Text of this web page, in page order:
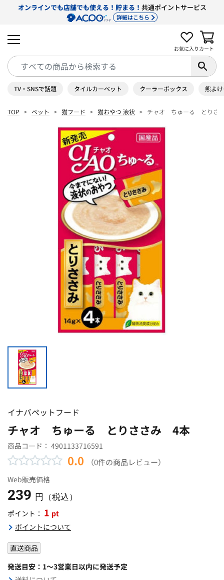
オンラインでも店舗でも使える！貯まる！ 共通ポイントサービス
詳細はこちら
お気に入り カート
TV・SNSで話題 タイルカーペット クーラーボックス 熊よ
TOP ペット 猫フード 猫おやつ 液状 チャオ ちゅーる とりさ
イナバペットフード
チャオ ちゅーる とりささみ 4本
商品コード： 4901133716591
0.0 （0件の商品レビュー）
Web販売価格
239 円（税込）
ポイント： 1 pt
ポイントについて
直送商品
発送目安：1～3営業日以内に発送予定